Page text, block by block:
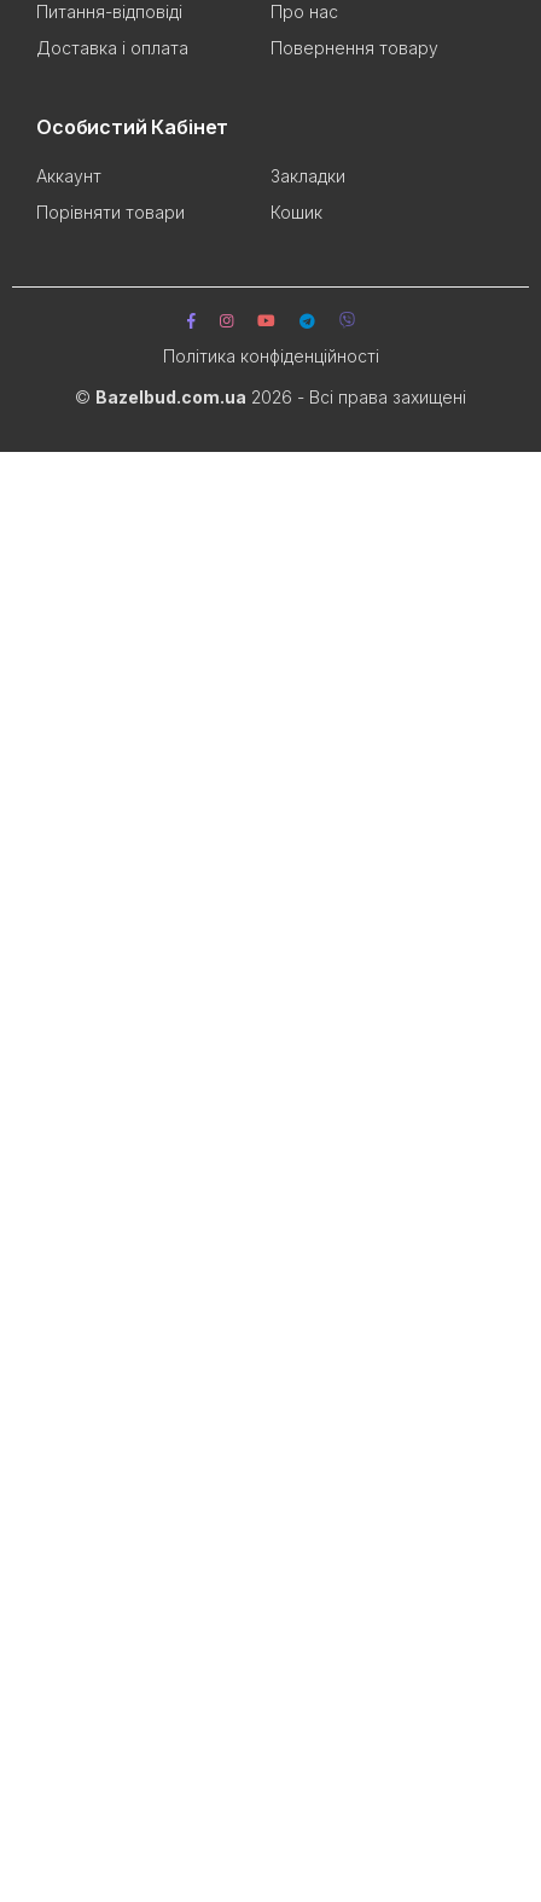
Питання-відповіді
Про нас
Доставка і оплата
Повернення товару
Особистий Кабінет
Аккаунт
Закладки
Порівняти товари
Кошик
© Bazelbud.com.ua 2026 - Всі права захищені
Політика конфіденційності